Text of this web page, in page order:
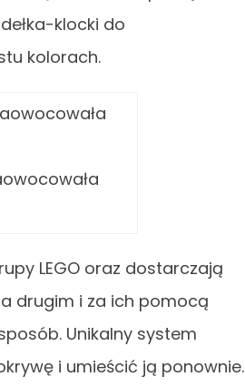
klocki do
kolorach.
LEGO oraz dostarczają
drugim i za ich pomocą
Unikalny system
i umieścić ją ponownie.